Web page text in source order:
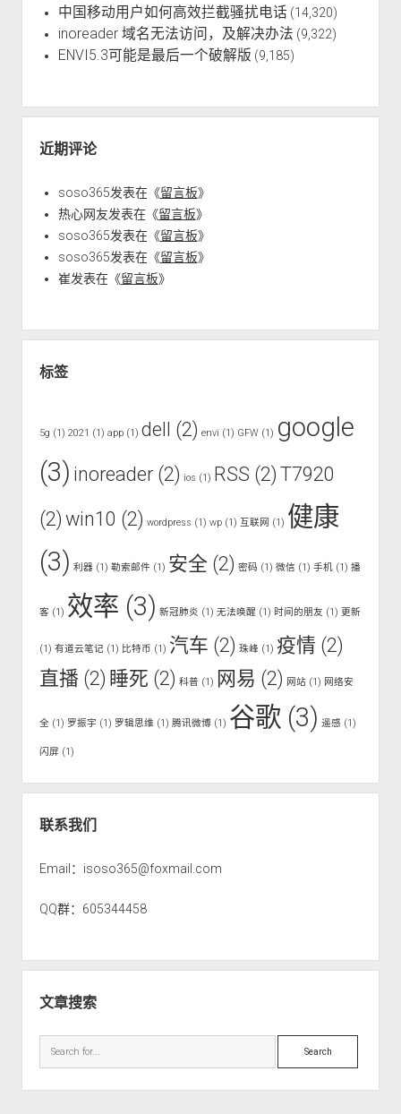
中国移动用户如何高效拦截骚扰电话 (14,320)
inoreader 域名无法访问，及解决办法 (9,322)
ENVI5.3可能是最后一个破解版 (9,185)
近期评论
soso365发表在《留言板》
热心网友发表在《留言板》
soso365发表在《留言板》
soso365发表在《留言板》
崔发表在《留言板》
标签
5g (1) 2021 (1) app(1) dell (2) envi (1) GFW(1) google
(3) inoreader(2) ios (1) RSS (2) T7920
(2) win10 (2) wordpress (1) wp(1) 互联网 (1) 健康
(3) 利器 (1) 勒索邮件 (1) 安全(2) 密码 (1) 微信 (1) 手机(1) 播
客 (1) 效率 (3) 新冠肺炎 (1) 无法唤醒 (1) 时间的朋友 (1) 更新
(1) 有道云笔记 (1) 比特币 (1) 汽车 (2) 珠峰 (1) 疫情 (2)
直播 (2) 睡死 (2) 科普 (1) 网易 (2) 网站(1) 网络安
全(1) 罗振宇 (1) 罗辑思维(1) 腾讯微博(1) 谷歌 (3) 遥感 (1)
闪屏 (1)
联系我们
Email：isoso365@foxmail.com
QQ群：605344458
文章搜索
e
a